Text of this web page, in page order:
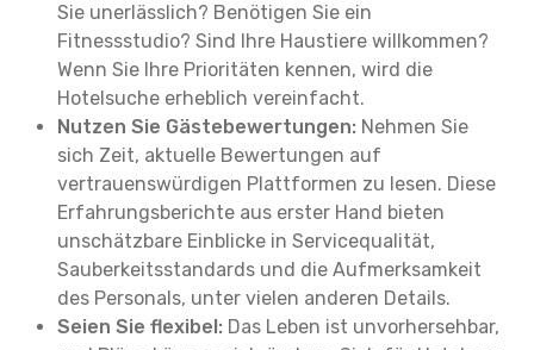
Sie unerlässlich? Benötigen Sie ein
Fitnessstudio? Sind Ihre Haustiere willkommen?
Wenn Sie Ihre Prioritäten kennen, wird die
Hotelsuche erheblich vereinfacht.
Nutzen Sie Gästebewertungen: Nehmen Sie
sich Zeit, aktuelle Bewertungen auf
vertrauenswürdigen Plattformen zu lesen. Diese
Erfahrungsberichte aus erster Hand bieten
unschätzbare Einblicke in Servicequalität,
Sauberkeitsstandards und die Aufmerksamkeit
des Personals, unter vielen anderen Details.
Seien Sie flexibel: Das Leben ist unvorhersehbar,